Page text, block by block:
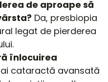
de aproape să
Da, presbiopia
legat de pierderea
înlocuirea
cataractă avansată